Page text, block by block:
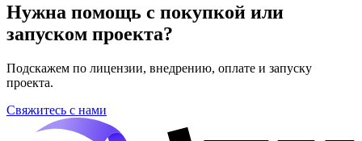
Нужна помощь с покупкой или
запуском проекта?
Подскажем по лицензии, внедрению, оплате и запуску
проекта.
Свяжитесь с нами